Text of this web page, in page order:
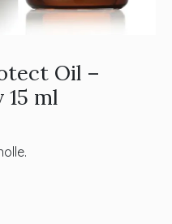
Oil –
15 ml